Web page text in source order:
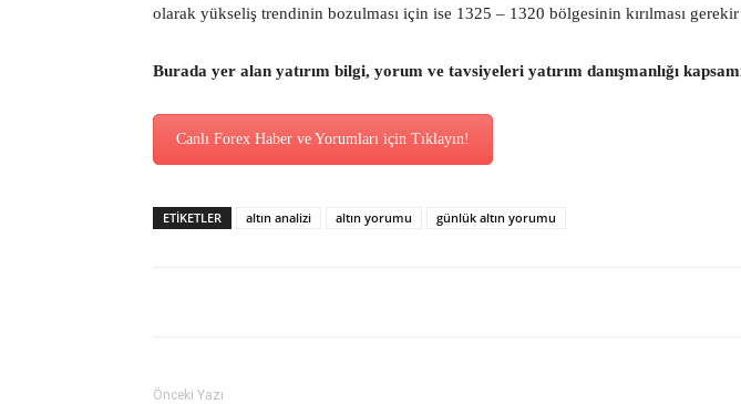
olarak yükseliş trendinin bozulması için ise 1325 – 1320 bölgesinin kırılması
Burada yer alan yatırım bilgi, yorum ve tavsiyeleri yatırım danışmanlığı
Canlı Forex Haber ve Yorumları için Tıklayın!
ETİKETLER altın analizi altın yorumu günlük altın yorumu
Önceki Yazı